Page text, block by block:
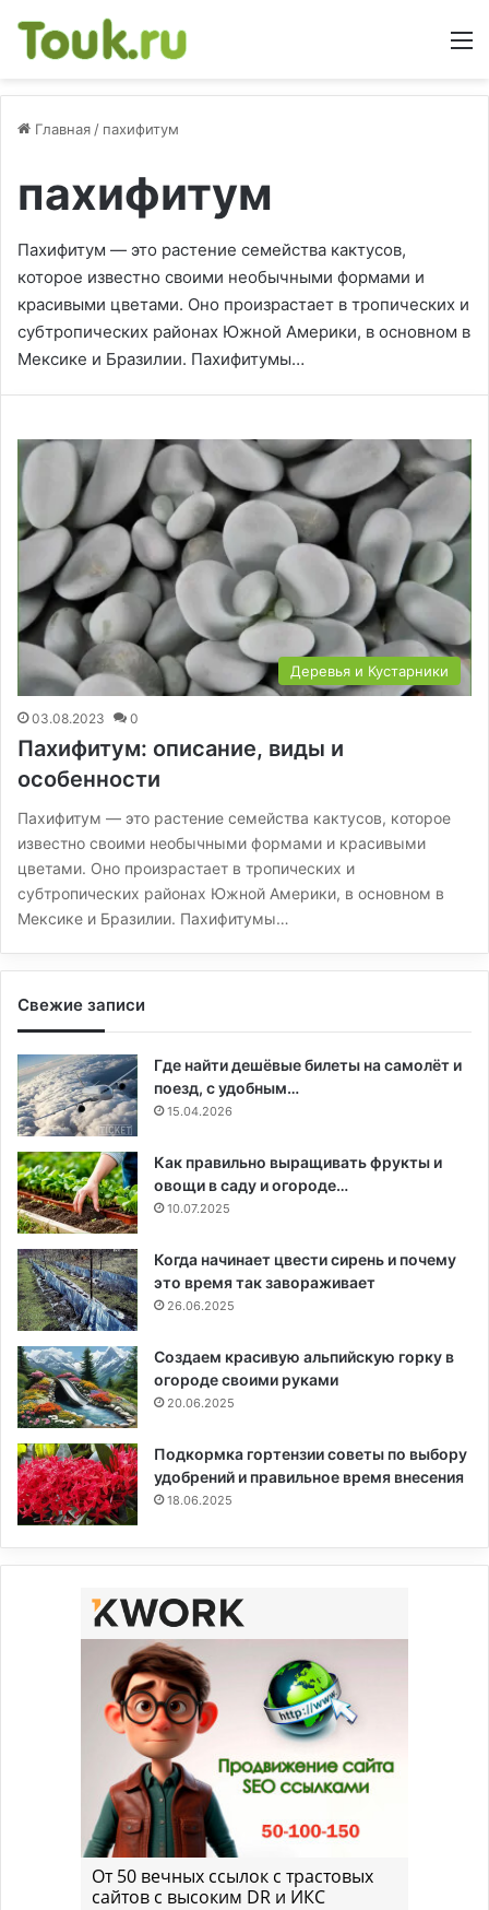
Главная / пахифитум
пахифитум
Пахифитум — это растение семейства кактусов,
которое известно своими необычными формами и
красивыми цветами. Оно произрастает в тропических и
субтропических районах Южной Америки, в основном в
Мексике и Бразилии. Пахифитумы…
Деревья и Кустарники
03.08.2023 0
Пахифитум: описание, виды и
особенности
Пахифитум — это растение семейства кактусов, которое
известно своими необычными формами и красивыми
цветами. Оно произрастает в тропических и
субтропических районах Южной Америки, в основном в
Мексике и Бразилии. Пахифитумы…
Свежие записи
Где найти дешёвые билеты на самолёт и
поезд, с удобным…
15.04.2026
Как правильно выращивать фрукты и
овощи в саду и огороде…
10.07.2025
Когда начинает цвести сирень и почему
это время так завораживает
26.06.2025
Создаем красивую альпийскую горку в
огороде своими руками
20.06.2025
Подкормка гортензии советы по выбору
удобрений и правильное время внесения
18.06.2025